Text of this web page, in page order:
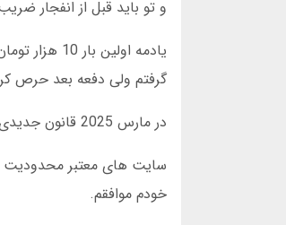
و تو باید قبل از انفجار
گرفتم ولی دفعه بعد حرص
در مارس 2025 قانون جدیدی اضافه شد که اگر 10 بار پیاپی ببری جایزه ویژه می دن این باعث شده کاربران بیشتری شرکت کنن.
خودم موافقم.